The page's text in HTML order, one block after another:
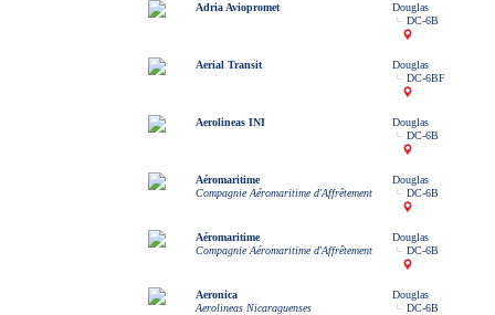
Adria Aviopromet
Douglas
DC-6B
Aerial Transit
Douglas
DC-6BF
Aerolineas INI
Douglas
DC-6B
Aéromaritime
Compagnie Aéromaritime d'Affrêtement
Douglas
DC-6B
Aéromaritime
Compagnie Aéromaritime d'Affrêtement
Douglas
DC-6B
Aeronica
Aerolineas Nicaraguenses
Douglas
DC-6B